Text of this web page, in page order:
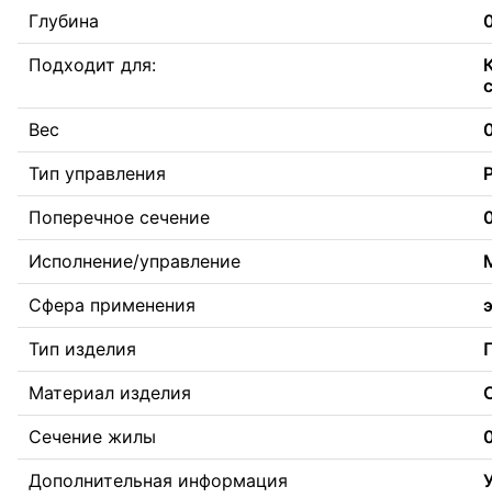
Глубина
Подходит для:
Вес
Тип управления
Поперечное сечение
Исполнение/управление
Сфера применения
Тип изделия
Материал изделия
Сечение жилы
Дополнительная информация